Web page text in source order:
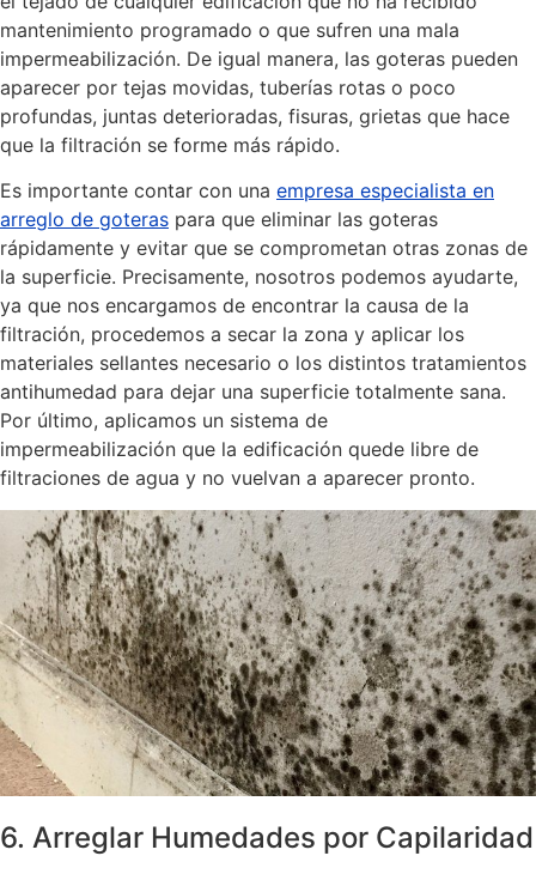
mantenimiento programado o que sufren una mala
impermeabilización. De igual manera, las goteras pueden
aparecer por tejas movidas, tuberías rotas o poco
profundas, juntas deterioradas, fisuras, grietas que hace
que la filtración se forme más rápido.
Es importante contar con una empresa especialista en
arreglo de goteras para que eliminar las goteras
rápidamente y evitar que se comprometan otras zonas de
la superficie. Precisamente, nosotros podemos ayudarte,
ya que nos encargamos de encontrar la causa de la
filtración, procedemos a secar la zona y aplicar los
materiales sellantes necesario o los distintos tratamientos
antihumedad para dejar una superficie totalmente sana.
Por último, aplicamos un sistema de
impermeabilización que la edificación quede libre de
filtraciones de agua y no vuelvan a aparecer pronto.
6. Arreglar Humedades por Capilaridad